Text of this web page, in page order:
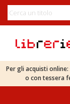
Per gli acquisti
o con tessera